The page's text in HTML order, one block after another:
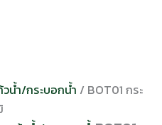
วน้ำ/กระบอกน้ำ / BOT01 กระ